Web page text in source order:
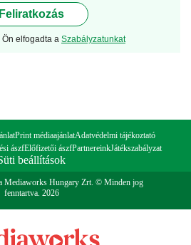
Feliratkozás
elfogadta a Szabályzatunkat
Print médiaajánlatAdatvédelmi tájékoztató
ászfElőfizetői ászfPartnereinkJátékszabályzat
beállítások
Mediaworks Hungary Zrt. © Minden jog
fenntartva. 2026